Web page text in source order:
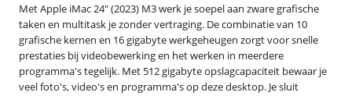
Met Apple iMac 24" (2023) M3 werk je soepel aan zware grafische
taken en multitask je zonder vertraging. De combinatie van 10
grafische kernen en 16 gigabyte werkgeheugen zorgt voor snelle
prestaties bij videobewerking en het werken in meerdere
programma's tegelijk. Met 512 gigabyte opslagcapaciteit bewaar je
veel foto's, video's en programma's op deze desktop. Je sluit